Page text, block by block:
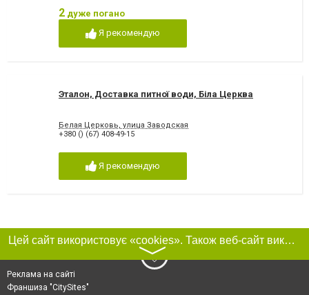
2 дуже погано
Я рекомендую
Эталон, Доставка питної води, Біла Церква
Белая Церковь, улица Заводская
+380 () (67) 408-49-15
Я рекомендую
Цей сайт використовує «cookies». Також веб-сайт використовує інтернет-сервіс для збору технічних даних стосовно відвідувачів з метою отримання маркетингової та статистичної інформації. Умови обробки даних відвідувачів сайту див.
〉
Реклама на сайті
Франшиза "CitySites"